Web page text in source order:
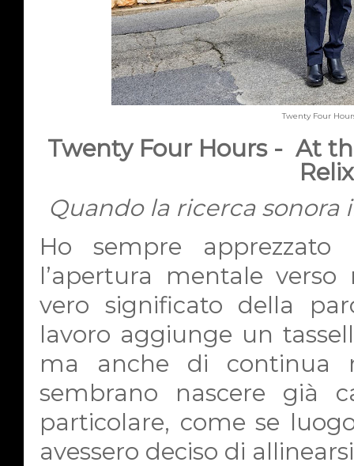
Twenty Four
Twenty Four Hours - At
Quando la ricerca
Ho sempre
l’apertura mentale
vero significato della
lavoro aggiunge un
ma anche di continua
sembrano nascere già
particolare, come se
avessero deciso di